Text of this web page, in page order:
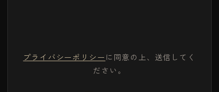
プライバシーポリシー に同意の上、送信してく
ださい。